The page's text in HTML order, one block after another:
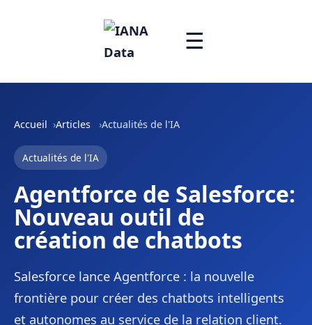
☰
Accueil Articles Actualités de l'IA
Actualités de l'IA
Agentforce de Salesforce:
Nouveau outil de
création de chatbots
Salesforce lance Agentforce : la nouvelle
frontière pour créer des chatbots intelligents
et autonomes au service de la relation client.